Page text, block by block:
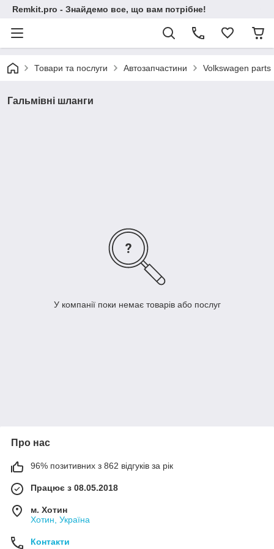
Remkit.pro - Знайдемо все, що вам потрібне!
Товари та послуги Автозапчастини Volkswagen parts
Гальмівні шланги
У компанії поки немає товарів або послуг
Про нас
96% позитивних з 862 відгуків за рік
Працює з 08.05.2018
м. Хотин
Хотин, Україна
Контакти